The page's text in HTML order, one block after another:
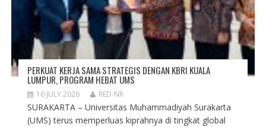
PERKUAT KERJA SAMA STRATEGIS DENGAN KBRI KUALA
LUMPUR, PROGRAM HEBAT UMS
16 JULY 2026 RED-NR
SURAKARTA – Universitas Muhammadiyah Surakarta
(UMS) terus memperluas kiprahnya di tingkat global